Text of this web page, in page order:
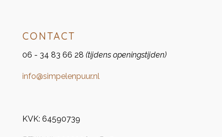
CONTACT
06 - 34 83 66 28 (tijdens openingstijden)
info@simpelenpuur.nl
KVK: 64590739